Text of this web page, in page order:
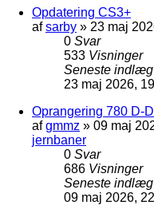
Opdatering CS3+
afsarby » 23 maj
0 Svar
533 Visninger
Seneste indlæg
23 maj 2026,
Oprangering 780 D-
afgmmz » 09 maj
jernbaner
0 Svar
686 Visninger
Seneste indlæg
09 maj 2026,